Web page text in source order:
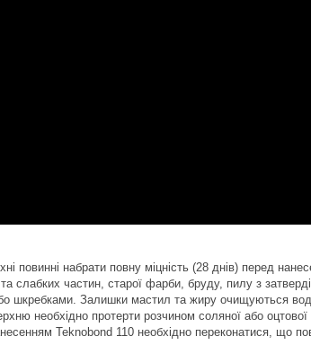
повинні набрати повну міцність (28 днів) перед
слабких частин, старої фарби, бруду, пилу з
шкребками. Залишки мастил та жиру очищуються
необхідно протерти розчином соляної або
Teknobond 110 необхідно переконатися, що